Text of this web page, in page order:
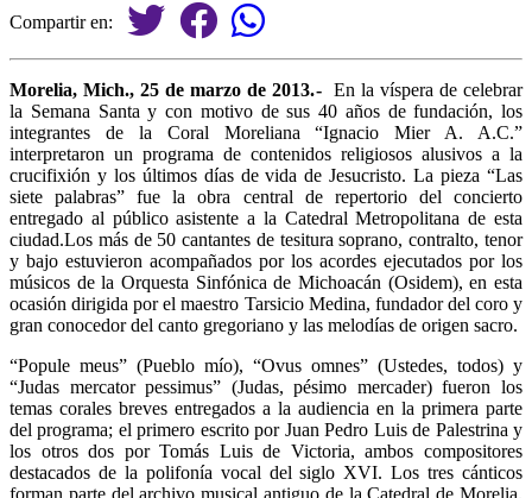
Compartir en:
Morelia, Mich., 25 de marzo de 2013.- En la víspera de celebrar
la Semana Santa y con motivo de sus 40 años de fundación, los
integrantes de la Coral Moreliana “Ignacio Mier A. A.C.”
interpretaron un programa de contenidos religiosos alusivos a la
crucifixión y los últimos días de vida de Jesucristo. La pieza “Las
siete palabras” fue la obra central de repertorio del concierto
entregado al público asistente a la Catedral Metropolitana de esta
ciudad.Los más de 50 cantantes de tesitura soprano, contralto, tenor
y bajo estuvieron acompañados por los acordes ejecutados por los
músicos de la Orquesta Sinfónica de Michoacán (Osidem), en esta
ocasión dirigida por el maestro Tarsicio Medina, fundador del coro y
gran conocedor del canto gregoriano y las melodías de origen sacro.
“Popule meus” (Pueblo mío), “Ovus omnes” (Ustedes, todos) y
“Judas mercator pessimus” (Judas, pésimo mercader) fueron los
temas corales breves entregados a la audiencia en la primera parte
del programa; el primero escrito por Juan Pedro Luis de Palestrina y
los otros dos por Tomás Luis de Victoria, ambos compositores
destacados de la polifonía vocal del siglo XVI. Los tres cánticos
forman parte del archivo musical antiguo de la Catedral de Morelia,